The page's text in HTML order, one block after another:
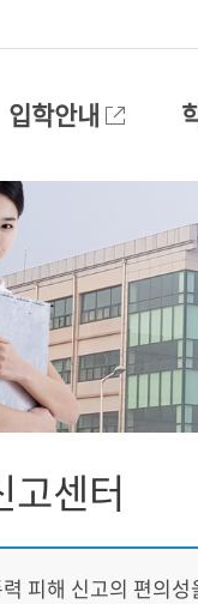
입학안내
고센터
피해 신고의 편의